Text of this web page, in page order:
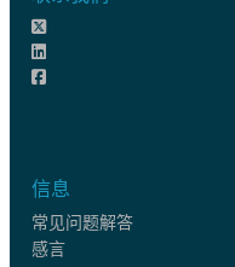
信息
常见问题解答
感言